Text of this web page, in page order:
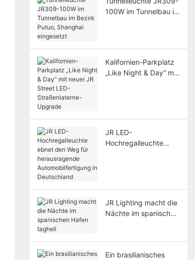
100W im Tunnelbau im
Kalifornien-Parkplatz
„Like Night & Day“ mit
JR LED-
Hochregalleuchte
JR Lighting macht die
Nächte im spanischen
Ein brasilianisches